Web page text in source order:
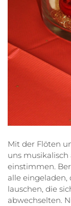
Mit der Flöten
uns
einstimmen.
alle eingeladen,
lauschen, die
abwechselten.